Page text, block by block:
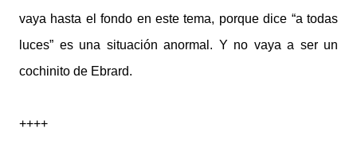
vaya hasta el fondo en este tema, porque dice “a todas
luces” es una situación anormal. Y no vaya a ser un
cochinito de Ebrard.
++++